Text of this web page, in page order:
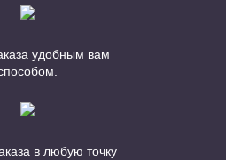
удобным вам
в любую точку